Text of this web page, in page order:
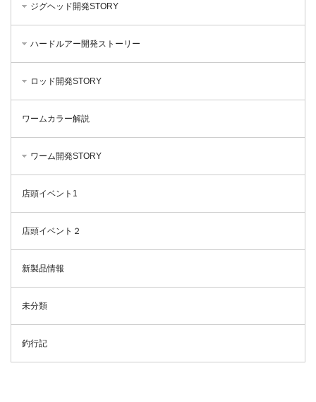
ジグヘッド開発STORY
ハードルアー開発ストーリー
ロッド開発STORY
ワームカラー解説
ワーム開発STORY
店頭イベント1
店頭イベント２
新製品情報
未分類
釣行記